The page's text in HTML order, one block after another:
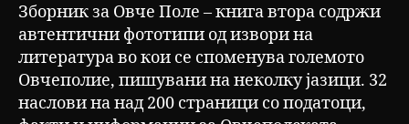
Зборник за Овче Поле – книга втора содржи
автентични фототипи од извори на
литература во кои се споменува големото
Овчеполие, пишувани на неколку јазици. 32
наслови на над 200 страници со податоци,